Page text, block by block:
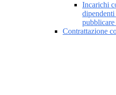
Incarichi
Contrattazione